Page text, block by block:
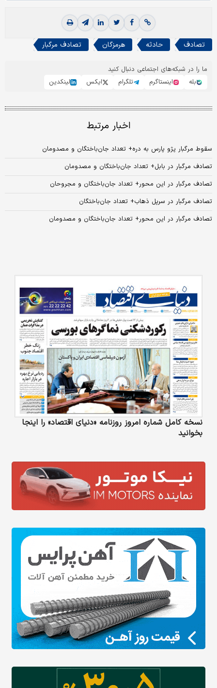
تصادف حادثه هرمزگان تصادف مرگبار
ما را در شبکه‌های اجتماعی دنبال کنید
بله
اینستاگرم تلگرام ایکس لینکدین
اخبار مرتبط
سقوط مرگبار پژو پارس به دره+ تعداد جان‌باختگان و مصدومان
تصادف مرگبار در بابل+ تعداد جان‌باختگان و مصدومان
تصادف مرگبار در این محور+ تعداد جان‌باختگان و مجروحان
تصادف مرگبار در سرپل ذهاب+ تعداد جان‌باختگان
تصادف مرگبار در این محور+ تعداد جان‌باختگان و مصدومان
نسخه کامل شماره امروز روزنامه «دنیای‌ اقتصاد» را اینجا
بخوانید